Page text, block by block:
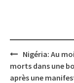
Post
navigation
Nigéria: Au
morts dans une
après une